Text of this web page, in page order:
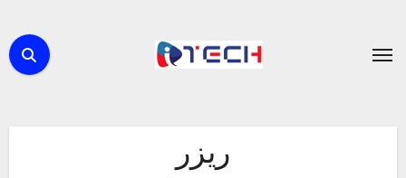
المحتوى
ريزر